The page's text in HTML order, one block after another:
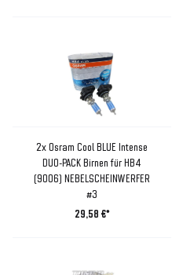
2x Osram Cool BLUE Intense
DUO-PACK Birnen für HB4
(9006) NEBELSCHEINWERFER
#3
29,58 €*